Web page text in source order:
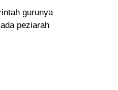
gurunya
peziarah